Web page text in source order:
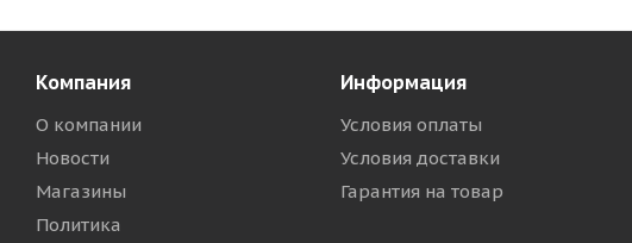
Компания
О компании
Новости
Магазины
Политика
Информация
Условия оплаты
Условия доставки
Гарантия на товар